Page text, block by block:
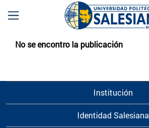
No se encontro la publicación
Institución
Identidad Salesiana